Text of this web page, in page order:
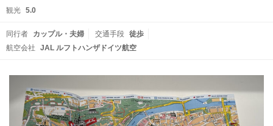
観光 5.0
同行者 カップル・夫婦 交通手段 徒歩
航空会社
JAL ルフトハンザドイツ航空